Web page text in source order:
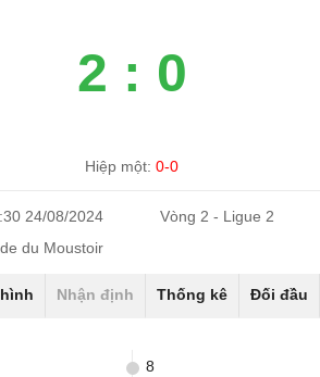
2 : 0
Hiệp một:0-0
24/08/2024
Vòng 2 - Ligue 2
du Moustoir
Nhận định Thống kê Đối đầu
8